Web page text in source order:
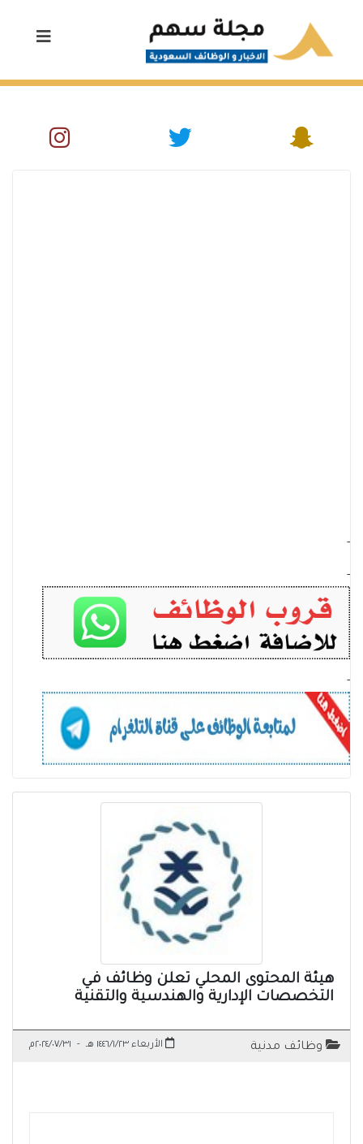
-
-
-
هيئة المحتوى المحلي تعلن وظائف في
التخصصات الإدارية والهندسية والتقنية
وظائف مدنية الأربعاء ١٤٤٦/١/٢٣ هـ - ٢٠٢٤/٠٧/٣١م